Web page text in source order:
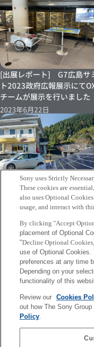
[出展レポート] G7広島サ
ト2023政府広報展示にて
チームが展示を行いました
2023年6月22日
【TOPIC】オープンエネル
システム（OES）の取り組
ソニーグループのポータル
トに掲載
2023年4月5日
会社概要 アクセス
Sony uses Strictly
These cookies are
also uses Optional
usage, and interact with
By clicking "Accept
placement of Optional
"Decline Optional Cookies,
use of Optional Cookies.
preferences at any time
Depending on your
functionality of this
Review our Cookies
out how The Sony
Policy.